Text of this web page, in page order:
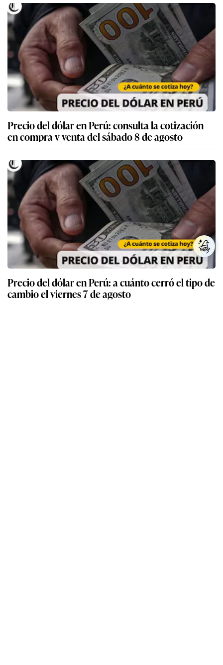
Precio del dólar en Perú: consulta la cotización
en compra y venta del sábado 8 de agosto
Precio del dólar en Perú: a cuánto cerró el tipo de
cambio el viernes 7 de agosto